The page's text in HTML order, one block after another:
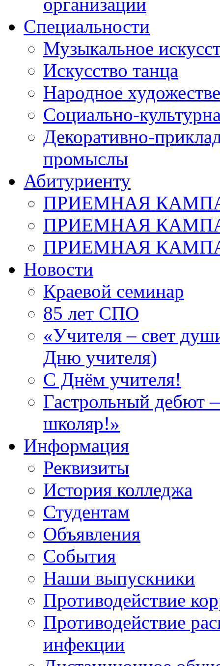
организации
Специальности
Музыкальное
Искусство танца
Народное
Социально-
Декоративно-
промыслы
Абитуриенту
ПРИЕМНАЯ
ПРИЕМНАЯ
ПРИЕМНАЯ
Новости
Краевой семинар
85 лет СПО
«Учителя – свет
Дню учителя)
С Днём учителя!
Гастрольный дебют
школяр!»
Информация
Реквизиты
История колледжа
Студентам
Объявления
События
Наши выпускники
Противодействие
Противодействие
инфекции